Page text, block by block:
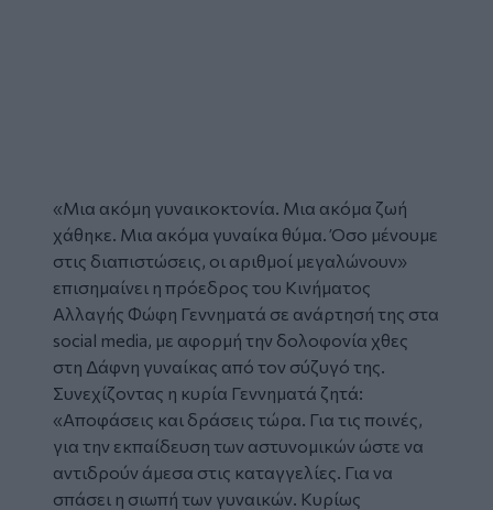
«Μια ακόμη γυναικοκτονία. Μια ακόμα ζωή
χάθηκε. Μια ακόμα γυναίκα θύμα. Όσο μένουμε
στις διαπιστώσεις, οι αριθμοί μεγαλώνουν»
επισημαίνει η πρόεδρος του Κινήματος
Αλλαγής Φώφη Γεννηματά σε ανάρτησή της στα
social media, με αφορμή την δολοφονία χθες
στη Δάφνη γυναίκας από τον σύζυγό της.
Συνεχίζοντας η κυρία Γεννηματά ζητά:
«Αποφάσεις και δράσεις τώρα. Για τις ποινές,
για την εκπαίδευση των αστυνομικών ώστε να
αντιδρούν άμεσα στις καταγγελίες. Για να
σπάσει η σιωπή των γυναικών. Κυρίως